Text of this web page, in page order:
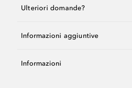
Ulteriori domande?
Informazioni aggiuntive
Informazioni